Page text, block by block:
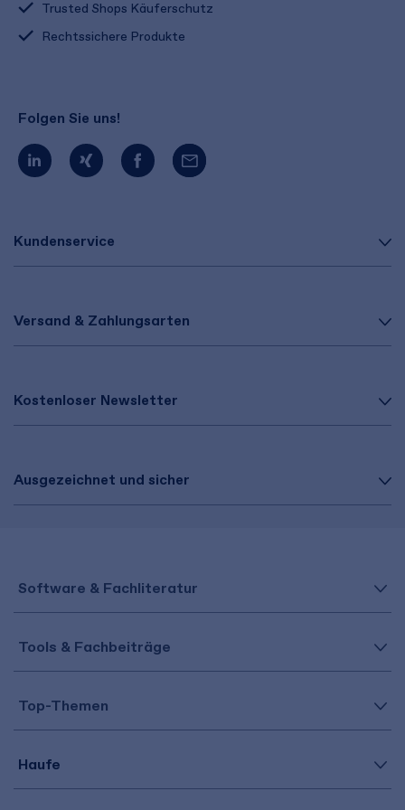
Kundenservice
Versand & Zahlungsarten
Kostenloser Newsletter
Ausgezeichnet und sicher
Trusted Shops Käuferschutz
Rechtssichere Produkte
Folgen Sie uns!
Software & Fachliteratur
Tools & Fachbeiträge
Top-Themen
Haufe